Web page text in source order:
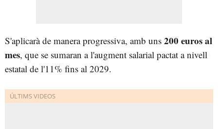
S'aplicarà de manera progressiva, amb uns 200 euros al
mes, que se sumaran a l'augment salarial pactat a nivell
estatal de l'11% fins al 2029.